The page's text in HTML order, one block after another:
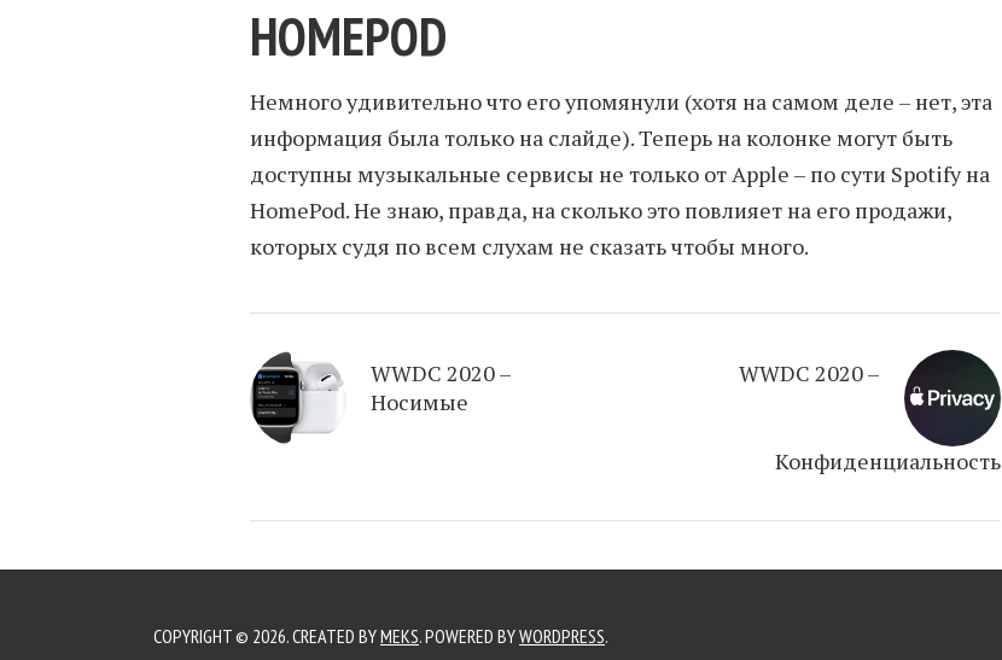
HOMEPOD
Немного удивительно что его упомянули (хотя на самом деле – нет, эта
информация была только на слайде). Теперь на колонке могут быть
доступны музыкальные сервисы не только от Apple – по сути Spotify на
HomePod. Не знаю, правда, на сколько это повлияет на его продажи,
которых судя по всем слухам не сказать чтобы много.
WWDC 2020 –
Носимые
WWDC 2020 –
Конфиденциальность
COPYRIGHT © 2026. CREATED BYMEKS. POWERED BYWORDPRESS.